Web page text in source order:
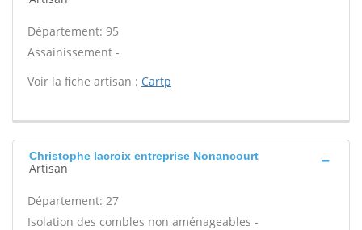
Département: 95
Assainissement -
Voir la fiche artisan : Cartp
Christophe lacroix entreprise Nonancourt
Artisan
Département: 27
Isolation des combles non aménageables -